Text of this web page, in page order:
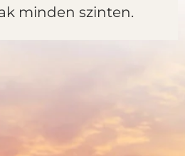
minden szinten.